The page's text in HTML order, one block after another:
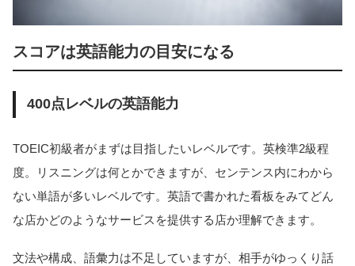
スコアは英語能力の目安になる
400点レベルの英語能力
TOEIC初級者がまずは目指したいレベルです。英検準2級程
度。リスニングは何とかできますが、センテンス内にわから
ない単語が多いレベルです。英語で書かれた看板をみてどん
な店かどのようなサービスを提供する店か理解できます。
文法や構成、語彙力は不足していますが、相手がゆっくり話